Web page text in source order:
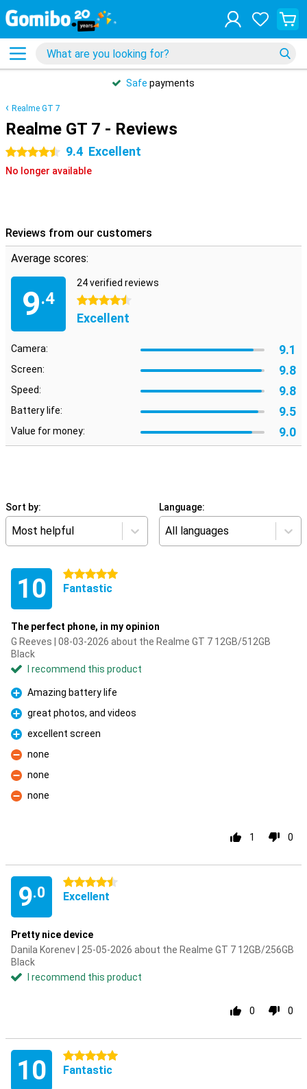
Safe payments
Realme GT 7
Realme GT 7 - Reviews
4.5 stars 9.4 Excellent
No longer available
Reviews from our customers
Average scores:
9.4
24 verified reviews
4.5 stars
Excellent
Camera: 9.1
Screen: 9.8
Speed: 9.8
Battery life: 9.5
Value for money: 9.0
Sort by:
Most helpful
Language:
All languages
10 5 stars
Fantastic
The perfect phone, in my opinion
G Reeves | 08-03-2026 about the Realme GT 7 12GB/512GB
Black
I recommend this product
Pro
Amazing battery life
Pro
great photos, and videos
Pro
excellent screen
Con
none
Con
none
Con
none
1 0
9.0
4.5 stars
Excellent
Pretty nice device
Danila Korenev | 25-05-2026 about the Realme GT 7 12GB/256GB
Black
I recommend this product
0 0
10 5 stars
Fantastic